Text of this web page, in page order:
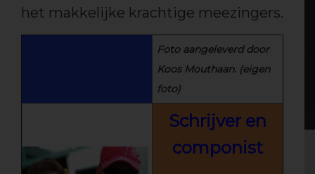
het makkelijke krachtige meezingers.
Foto aangeleverd door
Koos Mouthaan. (eigen
foto)
Schrijver en
componist